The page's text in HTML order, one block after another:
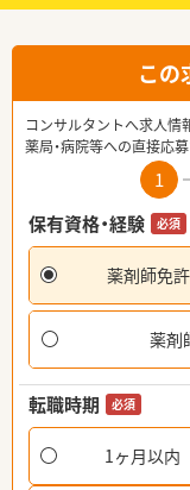
この
コンサルタントへ求人情
薬局・病院等への直接応
1
保有資格・経験
必須
薬剤師免許
薬剤
転職時期 必須
1ヶ月以内